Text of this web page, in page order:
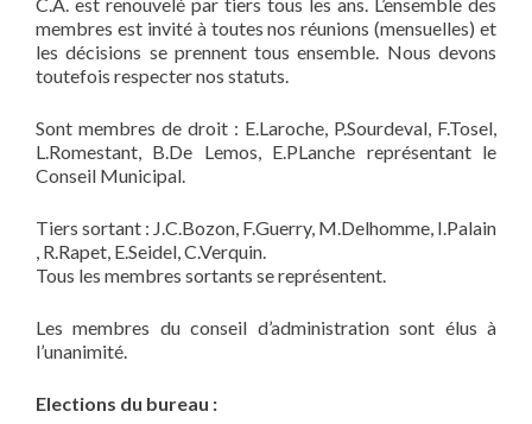
membres est invité à toutes nos réunions (mensuelles) et
les décisions se prennent tous ensemble. Nous devons
toutefois respecter nos statuts.
Sont membres de droit : E.Laroche, P.Sourdeval, F.Tosel,
L.Romestant, B.De Lemos, E.PLanche représentant le
Conseil Municipal.
Tiers sortant : J.C.Bozon, F.Guerry, M.Delhomme, I.Palain
, R.Rapet, E.Seidel, C.Verquin.
Tous les membres sortants se représentent.
Les membres du conseil d’administration sont élus à
l’unanimité.
Elections du bureau :